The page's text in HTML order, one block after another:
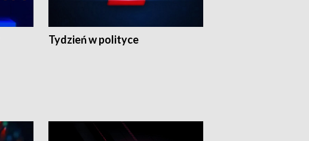
Tydzień w polityce